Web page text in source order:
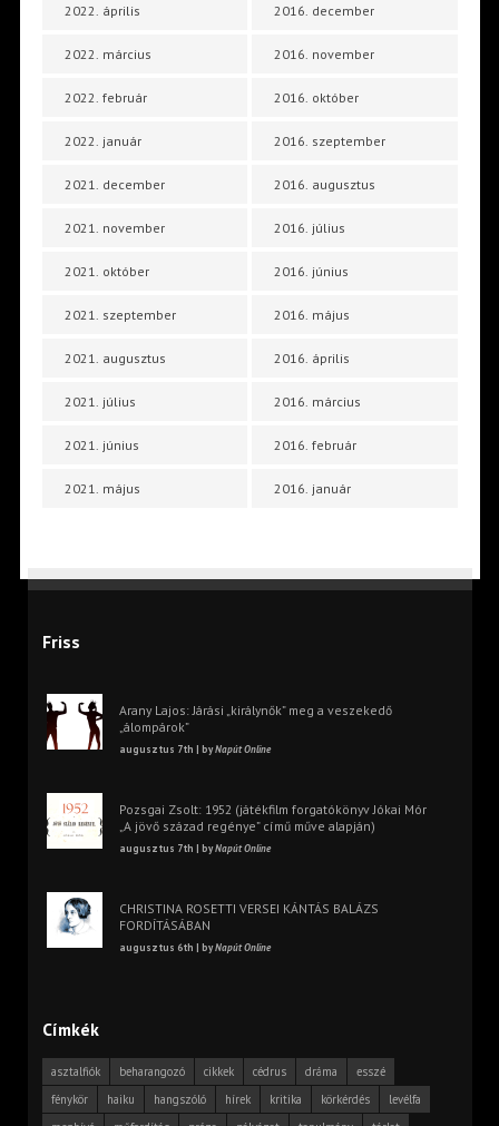
2022. április
2022. március
2022. február
2022. január
2021. december
2021. november
2021. október
2021. szeptember
2021. augusztus
2021. július
2021. június
2021. május
2016. december
2016. november
2016. október
2016. szeptember
2016. augusztus
2016. július
2016. június
2016. május
2016. április
2016. március
2016. február
2016. január
Friss
Arany Lajos: Járási „királynők” meg a veszekedő
„álompárok”
augusztus 7th | byNapút Online
Pozsgai Zsolt: 1952 (játékfilm forgatókönyv Jókai Mór
„A jövő század regénye” című műve alapján)
augusztus 7th | byNapút Online
CHRISTINA ROSETTI VERSEI KÁNTÁS BALÁZS
FORDÍTÁSÁBAN
augusztus 6th | byNapút Online
Címkék
asztalfiók beharangozó cikkek cédrus dráma
esszé
fénykör
haiku hangszóló hírek kritika körkérdés
levélfa